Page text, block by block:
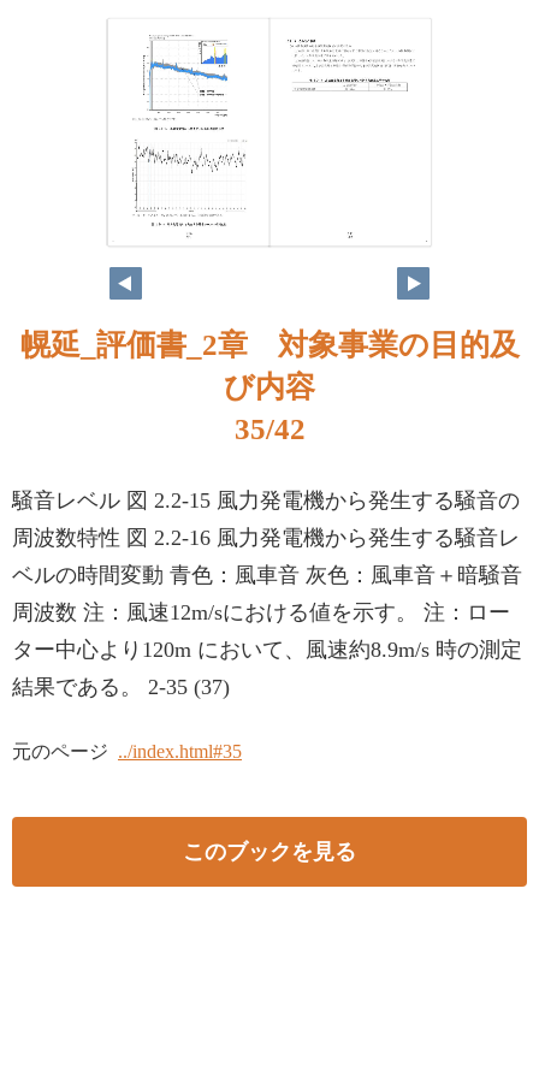
36
幌延_評価書_2章 対象事業の目的及
び内容
35/42
騒音レベル 図 2.2-15 風力発電機から発生する騒音の
周波数特性 図 2.2-16 風力発電機から発生する騒音レ
ベルの時間変動 青色：風車音 灰色：風車音＋暗騒音
周波数 注：風速12m/sにおける値を示す。 注：ロー
ター中心より120m において、風速約8.9m/s 時の測定
結果である。 2-35 (37)
元のページ ../index.html#35
このブックを見る